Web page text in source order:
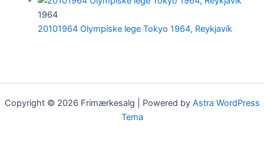
1964
20101964 Olympiske lege Tokyo 1964, Reykjavík
Copyright © 2026 Frimærkesalg | Powered by Astra WordPress
Tema